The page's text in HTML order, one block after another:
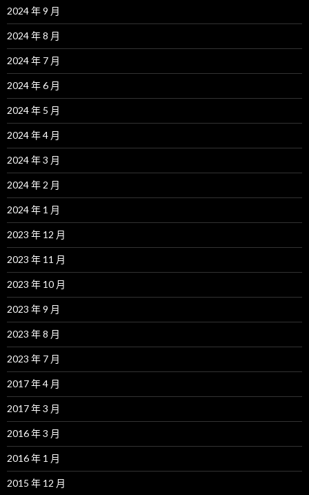
2024 年 9 月
2024 年 8 月
2024 年 7 月
2024 年 6 月
2024 年 5 月
2024 年 4 月
2024 年 3 月
2024 年 2 月
2024 年 1 月
2023 年 12 月
2023 年 11 月
2023 年 10 月
2023 年 9 月
2023 年 8 月
2023 年 7 月
2017 年 4 月
2017 年 3 月
2016 年 3 月
2016 年 1 月
2015 年 12 月